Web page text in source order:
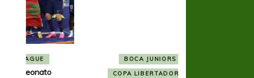
BOCA JUNIORS
COPA LIBERTADORES